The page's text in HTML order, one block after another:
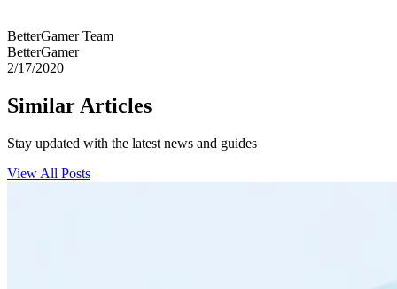
BetterGamer Team
BetterGamer
2/17/2020
Similar Articles
Stay updated with the latest news and guides
View All Posts